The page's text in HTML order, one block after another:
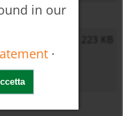
223 KB
in our
·